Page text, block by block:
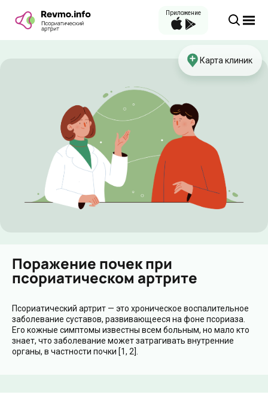
Приложение
Карта клиник
Поражение почек при
псориатическом артрите
Псориатический артрит — это хроническое воспалительное
заболевание суставов, развивающееся на фоне псориаза.
Его кожные симптомы известны всем больным, но мало кто
знает, что заболевание может затрагивать внутренние
органы, в частности почки [1, 2].